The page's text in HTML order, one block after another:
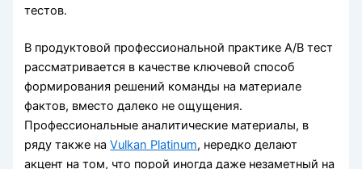
тестов.
В продуктовой профессиональной практике A/B тест
рассматривается в качестве ключевой способ
формирования решений команды на материале
фактов, вместо далеко не ощущения.
Профессиональные аналитические материалы, в
ряду также наVulkan Platinum, нередко делают
акцент на том, что порой иногда даже незаметный на